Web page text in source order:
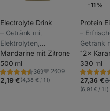
Electrolyte Drink
⁠–⁠ Getränk mit
Elektrolyten,
Kokoswasser, ohne
raffinierten Zucker,
gesüßt mit
Steviolglycosiden aus
Mandarine mit Zitrone
500 ml
369
Bewertung
4.5/5,
369
Favoriten
2609
2,19 €(4,38 € / 1 l)
-11 %
Protein
⁠–⁠
Getränk
Kaffee
Profil
12×
330 ml
Bewertung
4.8/5,
869
27,36 €
(6,91 € / 1 l)